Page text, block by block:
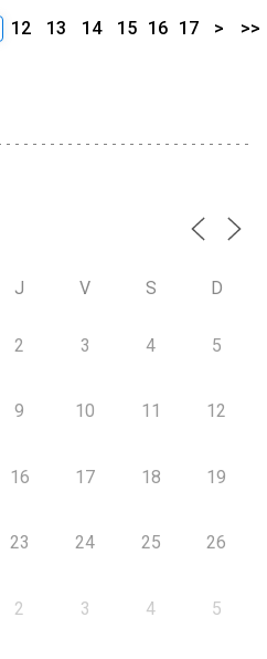
12 13 14 15 16 17 > >>
J V S D
2 3 4 5
9 10 11 12
16 17 18 19
23 24 25 26
2 3 4 5